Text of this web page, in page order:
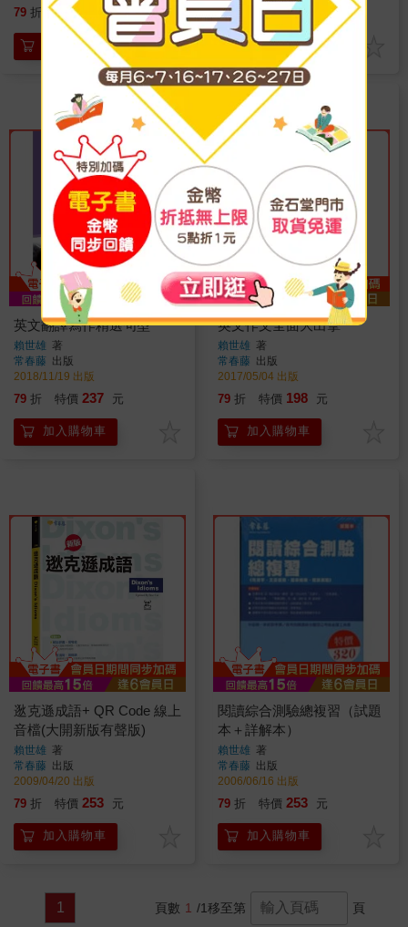
79 折 特價 261 元
加入購物車
79 特價 237
加入購物車
英文翻譯寫作精選句型
賴世雄 著
常春藤 出版
2018/11/19 出版
79 折 特價 237 元
加入購物車
英文作文全面大出擊
賴世雄 著
常春藤 出版
2017/05/04 出版
79 折 特價 198 元
加入購物車
逖克遜成語+ QR Code 線上
音檔(大開新版有聲版)
賴世雄 著
常春藤 出版
2009/04/20 出版
79 折 特價 253 元
加入購物車
閱讀綜合測驗總複習（試題
本＋詳解本）
賴世雄 著
常春藤 出版
2006/06/16 出版
79 折 特價 253 元
加入購物車
1 頁數 1 /1移至第 頁